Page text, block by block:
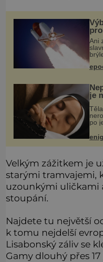
Ani
je
po
jiné
Velkým zážitkem je
starými tramvajemi,
uzounkými uličkami
stoupání.
Najdete tu největší
k tomu nejdelší
Lisabonský záliv se
Gamy dlouhý přes